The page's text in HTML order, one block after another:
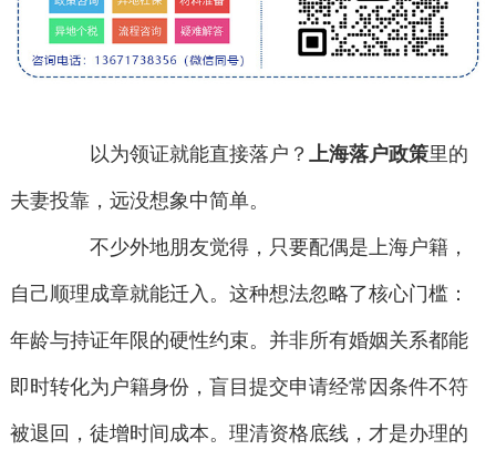
以为领证就能直接落户？上海落户政策里的
夫妻投靠，远没想象中简单。
不少外地朋友觉得，只要配偶是上海户籍，
自己顺理成章就能迁入。这种想法忽略了核心门槛：
年龄与持证年限的硬性约束。并非所有婚姻关系都能
即时转化为户籍身份，盲目提交申请经常因条件不符
被退回，徒增时间成本。理清资格底线，才是办理的